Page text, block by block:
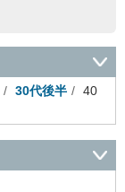
30代後半
40